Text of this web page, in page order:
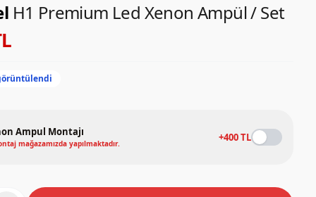
H1 Premium Led Xenon Ampül / Set
Ampul Montajı
mağazamızda yapılmaktadır. +400 TL